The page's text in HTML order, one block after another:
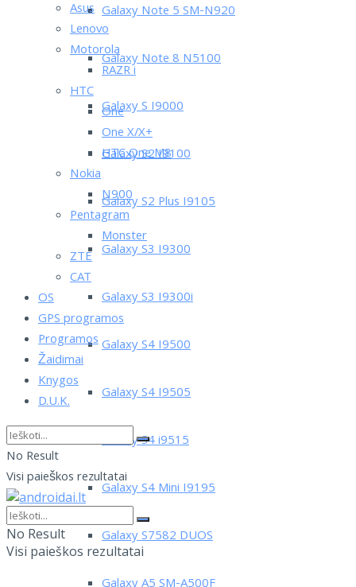
Galaxy Note 5 SM-N920
Galaxy Note 8 N5100
Galaxy S I9000
Galaxy S2 I9100
Galaxy S2 Plus I9105
Galaxy S3 I9300
Galaxy S3 I9300i
Galaxy S4 I9500
Galaxy S4 I9505
Galaxy S4 i9515
Galaxy S4 Mini I9195
Galaxy S7582 DUOS
Asus
Lenovo
Motorola
RAZR i
HTC
One
One X/X+
HTC One M8
Nokia
N900
Pentagram
Monster
ZTE
CAT
OS
GPS programos
Programos
Žaidimai
Knygos
D.U.K.
No Result
Visi paieškos rezultatai
No Result
Visi paieškos rezultatai